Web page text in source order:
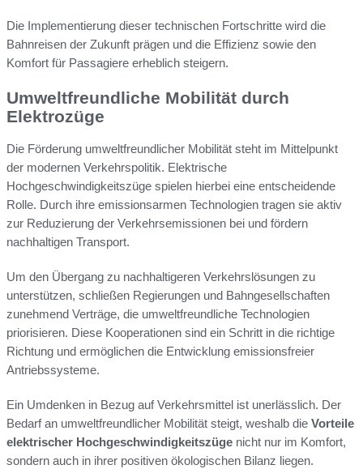
Die Implementierung dieser technischen Fortschritte wird die
Bahnreisen der Zukunft prägen und die Effizienz sowie den
Komfort für Passagiere erheblich steigern.
Umweltfreundliche Mobilität durch
Elektrozüge
Die Förderung umweltfreundlicher Mobilität steht im Mittelpunkt
der modernen Verkehrspolitik. Elektrische
Hochgeschwindigkeitszüge spielen hierbei eine entscheidende
Rolle. Durch ihre emissionsarmen Technologien tragen sie aktiv
zur Reduzierung der Verkehrsemissionen bei und fördern
nachhaltigen Transport.
Um den Übergang zu nachhaltigeren Verkehrslösungen zu
unterstützen, schließen Regierungen und Bahngesellschaften
zunehmend Verträge, die umweltfreundliche Technologien
priorisieren. Diese Kooperationen sind ein Schritt in die richtige
Richtung und ermöglichen die Entwicklung emissionsfreier
Antriebssysteme.
Ein Umdenken in Bezug auf Verkehrsmittel ist unerlässlich. Der
Bedarf an umweltfreundlicher Mobilität steigt, weshalb die Vorteile
elektrischer Hochgeschwindigkeitszüge nicht nur im Komfort,
sondern auch in ihrer positiven ökologischen Bilanz liegen.